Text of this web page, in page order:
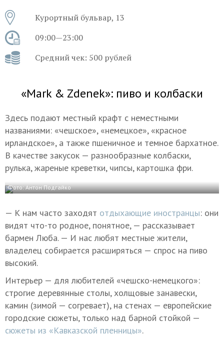
Курортный бульвар, 13
09:00—23:00
Средний чек: 500 рублей
«Mark & Zdenek»: пиво и колбаски
Здесь подают местный крафт с неместными
названиями: «чешское», «немецкое», «красное
ирландское», а также пшеничное и темное бархатное.
В качестве закусок — разнообразные колбаски,
рулька, жареные креветки, чипсы, картошка фри.
Фото: Антон Подгайко
— К нам часто заходят отдыхающие иностранцы: они
видят что-то родное, понятное, — рассказывает
бармен Люба. — И нас любят местные жители,
владелец собирается расширяться — спрос на пиво
высокий.
Интерьер — для любителей «чешско-немецкого»:
строгие деревянные столы, холщовые занавески,
камин (зимой — согревает), на стенах — европейские
городские сюжеты, только над барной стойкой —
сюжеты из «Кавказской пленницы».